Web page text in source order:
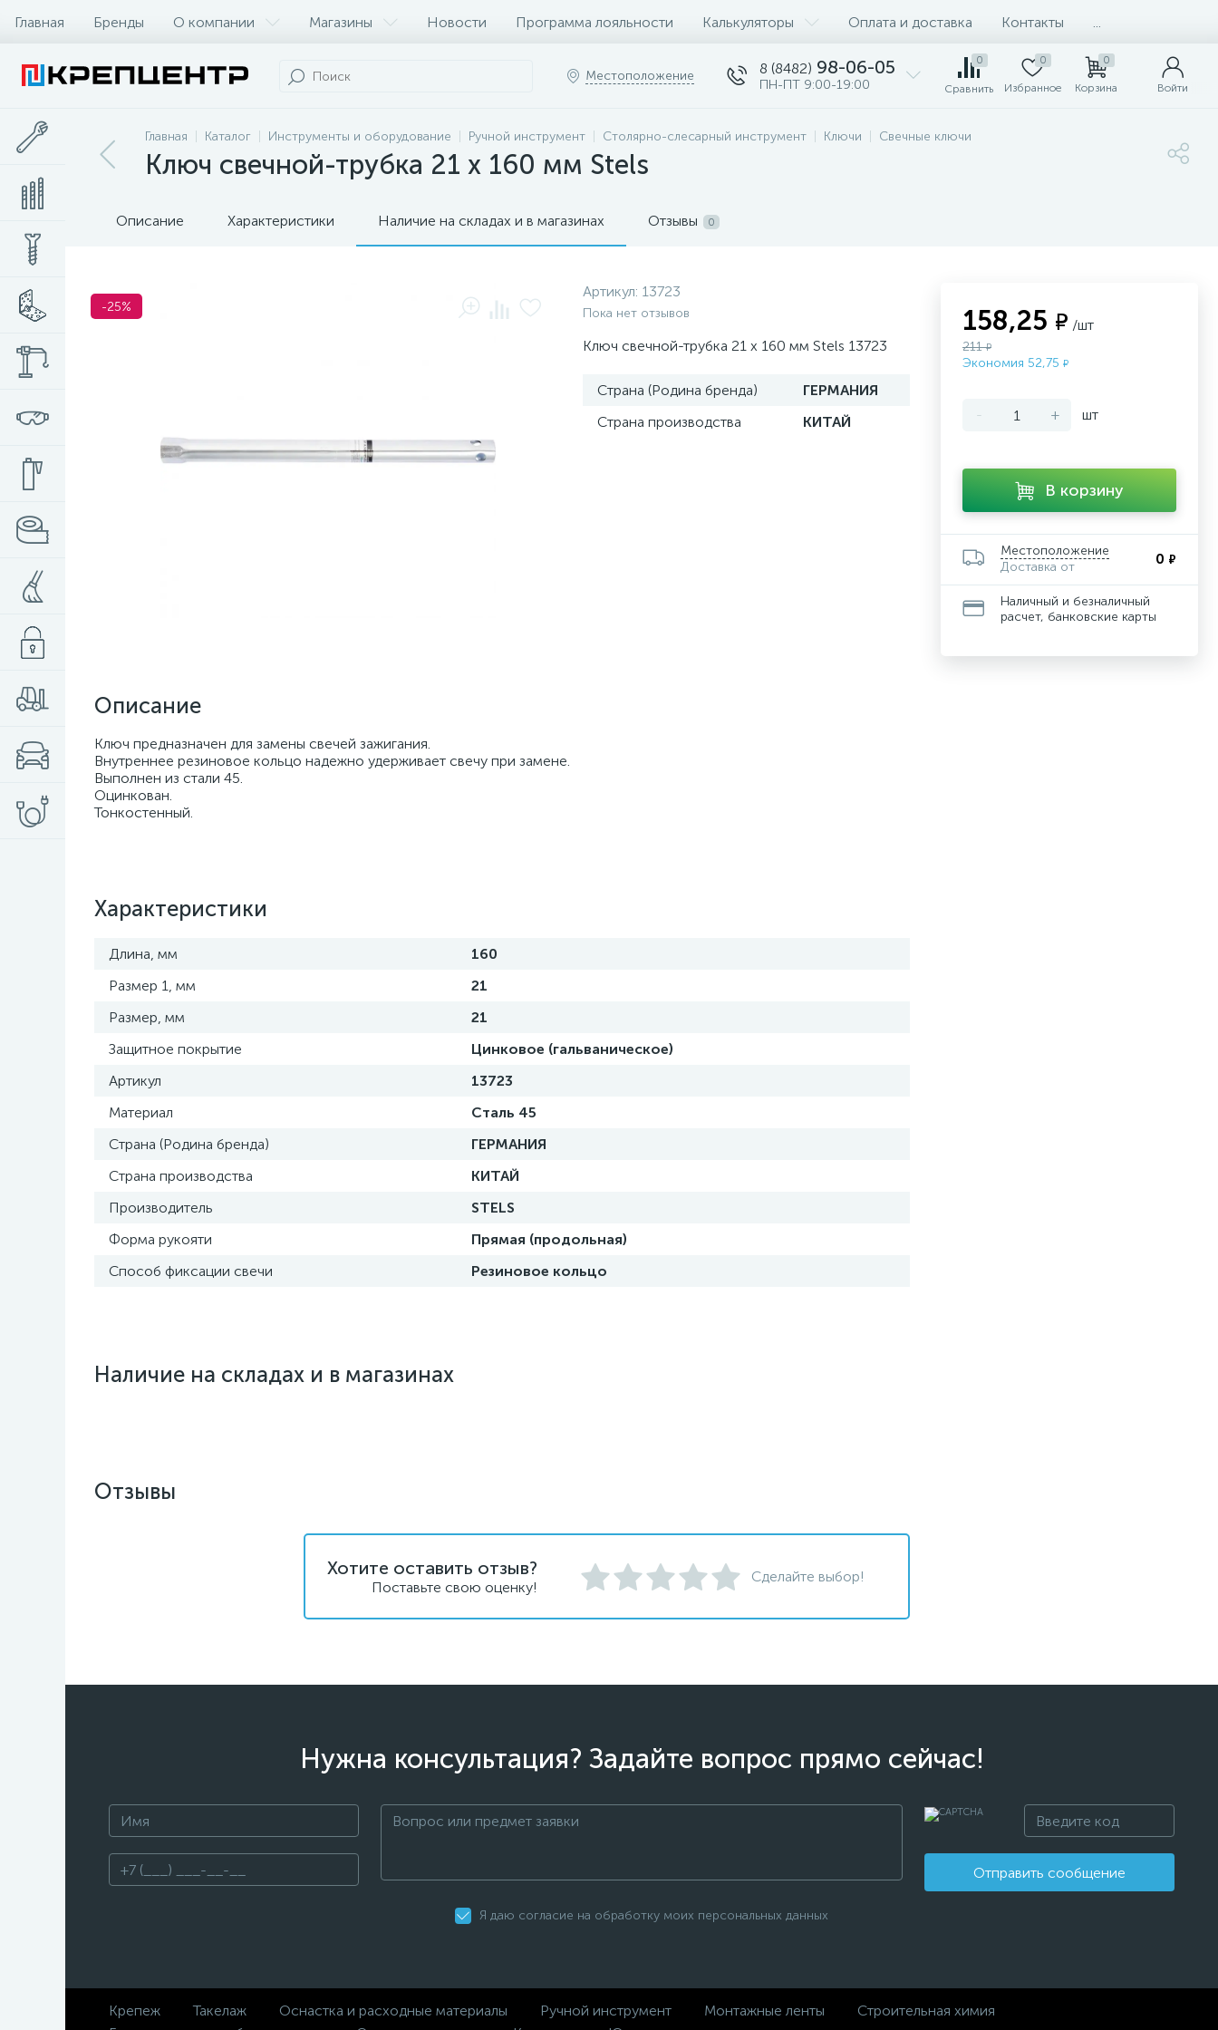
Главная Бренды О компании Магазины Новости Программа лояльности Калькуляторы Оплата и доставка Контакты
Местоположение 8 (8482) 98-06-05
ПН-ПТ 9:00-19:00
0
Сравнить
0
Избранное
0
Корзина Войти
Главная Каталог Инструменты и оборудование Ручной инструмент Столярно-слесарный инструмент Ключи Свечные ключи
Ключ свечной-трубка 21 х 160 мм Stels
Описание Характеристики Наличие на складах и в магазинах Отзывы 0
-25%
Артикул: 13723
Пока нет отзывов
Ключ свечной-трубка 21 х 160 мм Stels 13723
Страна (Родина бренда)
ГЕРМАНИЯ
Страна производства
КИТАЙ
Описание
Ключ предназначен для замены свечей зажигания.
Внутреннее резиновое кольцо надежно удерживает свечу при замене.
Выполнен из стали 45.
Оцинкован.
Тонкостенный.
Характеристики
Длина, мм
160
Размер 1, мм
21
Размер, мм
21
Защитное покрытие
Цинковое (гальваническое)
Артикул
13723
Материал
Сталь 45
Страна (Родина бренда)
ГЕРМАНИЯ
Страна производства
КИТАЙ
Производитель
STELS
Форма рукояти
Прямая (продольная)
Способ фиксации свечи
Резиновое кольцо
Наличие на складах и в магазинах
158,25 ₽ /шт
211₽
Экономия 52,75 ₽
- + шт
В корзину
Местоположение
Доставка от
0 ₽
Наличный и безналичный
расчет, банковские карты
Отзывы
Хотите оставить отзыв?
Поставьте свою оценку!
Сделайте выбор!
Нужна консультация? Задайте вопрос прямо сейчас!
Отправить сообщение
Я даю согласие на обработку моих персональных данных
Крепеж Такелаж Оснастка и расходные материалы Ручной инструмент Монтажные ленты
Строительная химия